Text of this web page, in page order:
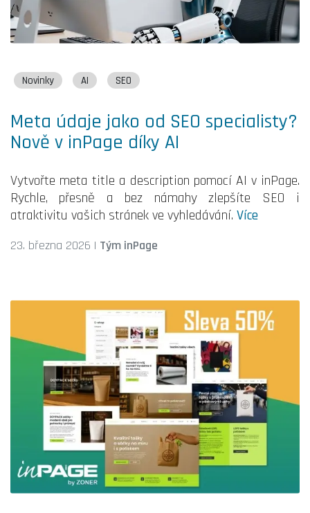
Novinky AI SEO
Meta údaje jako od SEO specialisty?
Nově v inPage díky AI
Vytvořte meta title a description pomocí AI v inPage.
Rychle, přesně a bez námahy zlepšíte SEO i
atraktivitu vašich stránek ve vyhledávání. Více
23. března 2026 | Tým inPage